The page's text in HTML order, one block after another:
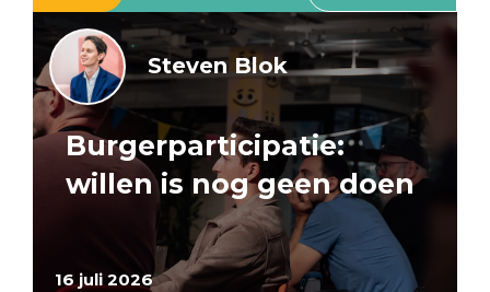
16 juli 2026
Steven Blok
Burgerparticipatie:
willen is nog geen doen